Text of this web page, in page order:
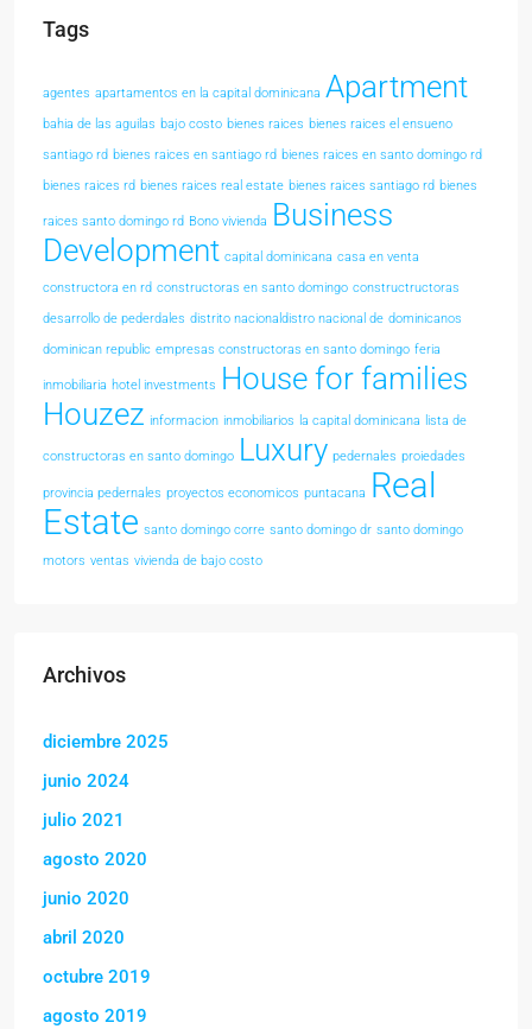
Tags
agentes apartamentos en la capital dominicana Apartment
bahia de las aguilas bajo costo bienes raices bienes raices el ensueno
santiago rd bienes raices en santiago rd bienes raices en santo domingo rd
bienes raices rd bienes raices real estate bienes raices santiago rd bienes
raices santo domingo rd Bono vivienda Business
Development capital dominicana casa en venta
constructora en rd constructoras en santo domingo constructructoras
desarrollo de pederdales distrito nacionaldistro nacional de dominicanos
dominican republic empresas constructoras en santo domingo feria
inmobiliaria hotel investments House for families
Houzez informacion inmobiliarios la capital dominicana lista de
constructoras en santo domingo Luxury pedernales proiedades
provincia pedernales proyectos economicos puntacana Real
Estate santo domingo corre santo domingo dr santo domingo
motors ventas vivienda de bajo costo
Archivos
diciembre 2025
junio 2024
julio 2021
agosto 2020
junio 2020
abril 2020
octubre 2019
agosto 2019